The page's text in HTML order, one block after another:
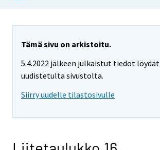
Tämä sivu on arkistoitu.
5.4.2022 jälkeen julkaistut tiedot löydät
uudistetulta sivustolta.
Siirry uudelle tilastosivulle